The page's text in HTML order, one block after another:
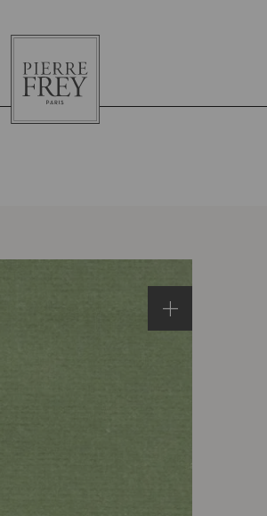
Pierre
Frey